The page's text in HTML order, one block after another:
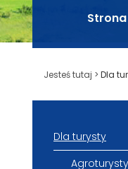
Jesteś tutaj > Dla
Dla turysty